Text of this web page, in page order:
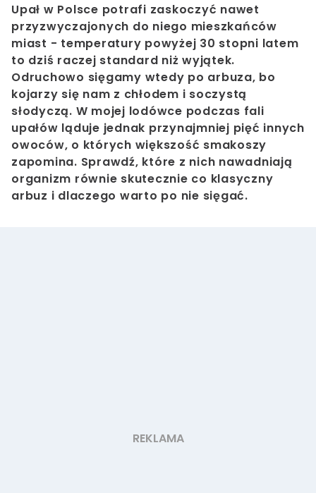
Upał w Polsce potrafi zaskoczyć nawet
przyzwyczajonych do niego mieszkańców
miast - temperatury powyżej 30 stopni latem
to dziś raczej standard niż wyjątek.
Odruchowo sięgamy wtedy po arbuza, bo
kojarzy się nam z chłodem i soczystą
słodyczą. W mojej lodówce podczas fali
upałów ląduje jednak przynajmniej pięć innych
owoców, o których większość smakoszy
zapomina. Sprawdź, które z nich nawadniają
organizm równie skutecznie co klasyczny
arbuz i dlaczego warto po nie sięgać.